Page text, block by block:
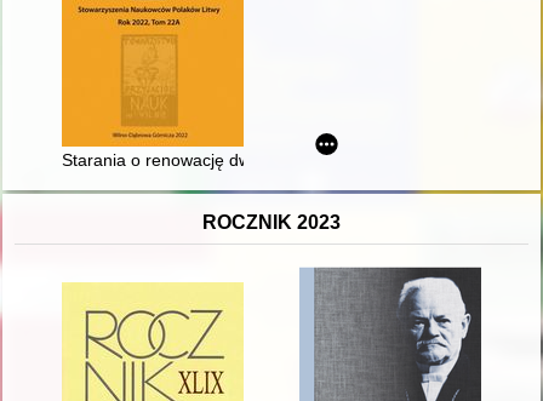
Starania o renowację dworku Władysława Syrokomli w
ROCZNIK 2023